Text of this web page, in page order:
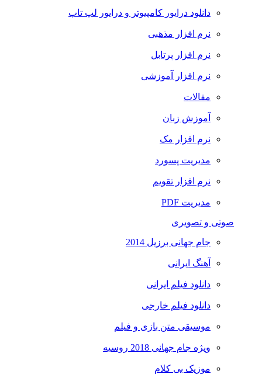
دانلود درایور کامپیوتر و درایور لپ تاپ
نرم افزار مذهبی
نرم افزار پرتابل
نرم افزار آموزشی
مقالات
آموزش زبان
نرم افزار مک
مدیریت پسورد
نرم افزار تقویم
مدیریت PDF
صوتی و تصویری
جام جهانی برزیل 2014
آهنگ ایرانی
دانلود فیلم ایرانی
دانلود فیلم خارجی
موسیقی متن بازی و فیلم
ویژه جام جهانی 2018 روسیه
موزیک بی کلام